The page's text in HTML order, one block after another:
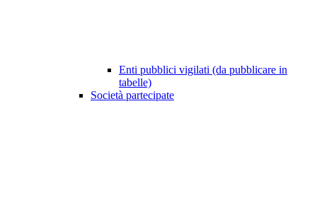
Enti pubblici vigilati (da pubblicare in
tabelle)
Società partecipate